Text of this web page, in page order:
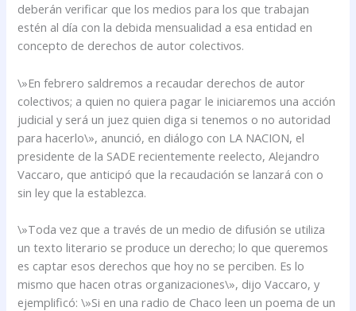
deberán verificar que los medios para los que trabajan
estén al día con la debida mensualidad a esa entidad en
concepto de derechos de autor colectivos.
\»En febrero saldremos a recaudar derechos de autor
colectivos; a quien no quiera pagar le iniciaremos una acción
judicial y será un juez quien diga si tenemos o no autoridad
para hacerlo\», anunció, en diálogo con LA NACION, el
presidente de la SADE recientemente reelecto, Alejandro
Vaccaro, que anticipó que la recaudación se lanzará con o
sin ley que la establezca.
\»Toda vez que a través de un medio de difusión se utiliza
un texto literario se produce un derecho; lo que queremos
es captar esos derechos que hoy no se perciben. Es lo
mismo que hacen otras organizaciones\», dijo Vaccaro, y
ejemplificó: \»Si en una radio de Chaco leen un poema de un